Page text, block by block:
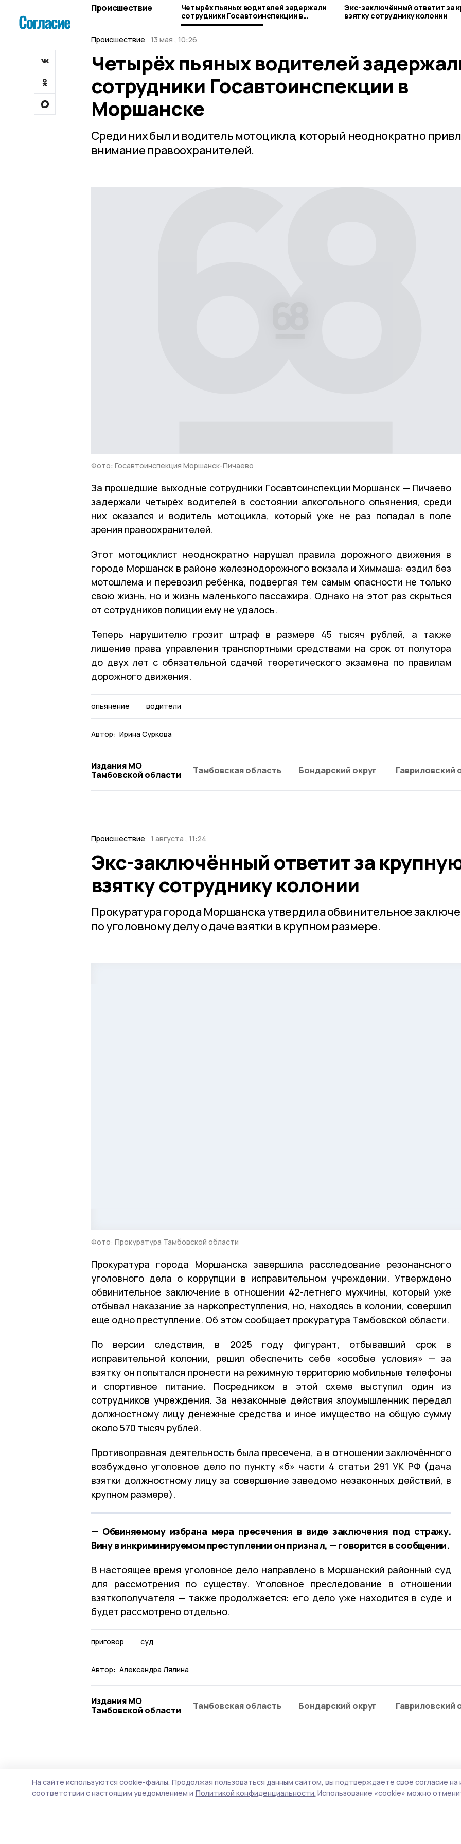
Происшествие
Четырёх пьяных водителей задержали
сотрудники Госавтоинспекции в
Моршанске
Экс-заключённый ответит за
взятку сотруднику колонии
Происшествие 13 мая , 10:26
Четырёх пьяных водителей
сотрудники Госавтоинспекции в
Моршанске
Среди них был и водитель мотоцикла, который неоднократно
внимание правоохранителей.
Фото: Госавтоинспекция Моршанск-Пичаево
За прошедшие выходные сотрудники Госавтоинспекции Моршанск — Пичаево
задержали четырёх водителей в состоянии алкогольного опьянения, среди
них оказался и водитель мотоцикла, который уже не раз попадал в поле
зрения правоохранителей.
Этот мотоциклист неоднократно нарушал правила дорожного движения в
городе Моршанск в районе железнодорожного вокзала и Химмаша: ездил без
мотошлема и перевозил ребёнка, подвергая тем самым опасности не только
свою жизнь, но и жизнь маленького пассажира. Однако на этот раз скрыться
от сотрудников полиции ему не удалось.
Теперь нарушителю грозит штраф в размере 45 тысяч рублей, а также
лишение права управления транспортными средствами на срок от полутора
до двух лет с обязательной сдачей теоретического экзамена по правилам
дорожного движения.
опьянение водители
Автор: Ирина Суркова
Издания МО
Тамбовской области
Тамбовская область Бондарский округ Гавриловский
Происшествие 1 августа , 11:24
Экс-заключённый ответит за
взятку сотруднику колонии
Прокуратура города Моршанска утвердила обвинительное
по уголовному делу о даче взятки в крупном размере.
Фото: Прокуратура Тамбовской области
Прокуратура города Моршанска завершила расследование резонансного
уголовного дела о коррупции в исправительном учреждении. Утверждено
обвинительное заключение в отношении 42-летнего мужчины, который уже
отбывал наказание за наркопреступления, но, находясь в колонии, совершил
еще одно преступление. Об этом сообщает прокуратура Тамбовской области.
По версии следствия, в 2025 году фигурант, отбывавший срок в
исправительной колонии, решил обеспечить себе «особые условия» — за
взятку он попытался пронести на режимную территорию мобильные телефоны
и спортивное питание. Посредником в этой схеме выступил один из
сотрудников учреждения. За незаконные действия злоумышленник передал
должностному лицу денежные средства и иное имущество на общую сумму
около570 тысяч рублей.
Противоправная деятельность была пресечена, а в отношении заключённого
возбуждено уголовное дело по пункту «б» части 4 статьи 291 УК РФ (дача
взятки должностному лицу за совершение заведомо незаконных действий, в
крупном размере).
— Обвиняемому избрана мера пресечения в виде заключения под стражу.
Вину в инкриминируемом преступлении он признал, — говорится в сообщении.
В настоящее время уголовное дело направлено в Моршанский районный суд
для рассмотрения по существу. Уголовное преследование в отношении
взяткополучателя — также продолжается: его дело уже находится в суде и
будет рассмотрено отдельно.
приговор суд
Автор: Александра Лялина
Издания МО
Тамбовской области
Тамбовская область Бондарский округ Гавриловский
Дело о смертельном конфликте в
На сайте используются cookie-файлы. Продолжая пользоваться данным сайтом, вы подтверждаете свое согласие на
соответствии с настоящим уведомлением и Политикой конфиденциальности. Использование «cookie» можно